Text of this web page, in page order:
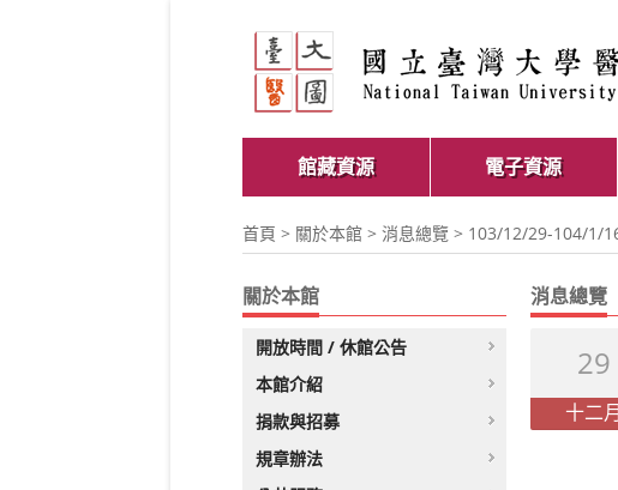
館藏資源 電子資源
首頁 > 關於本館 > 消息總覽 > 103/12/29-104/1/
關於本館
開放時間 / 休館公告
本館介紹
捐款與招募
規章辦法
消息總覽
29
十二